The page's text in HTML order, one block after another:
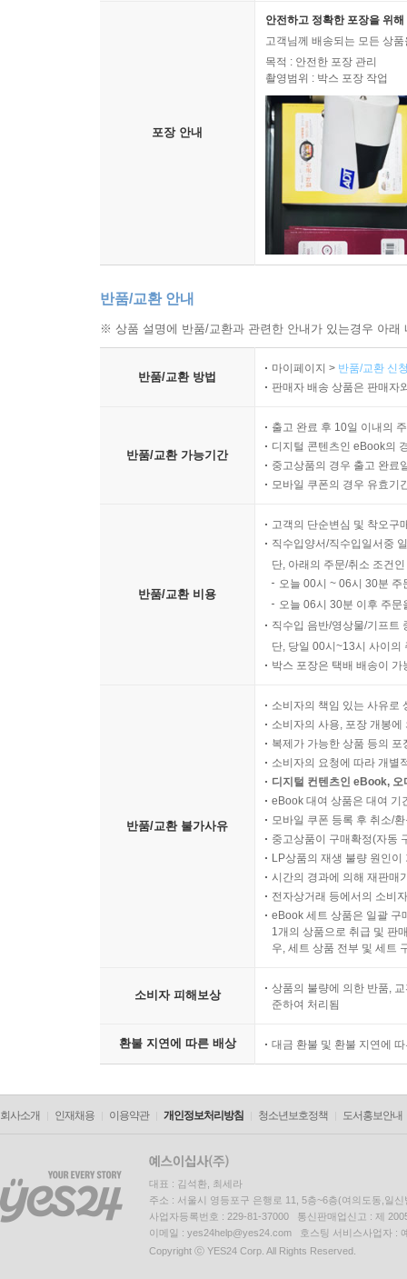
포장 안내
안전하고 정확한 포장을 위
고객님께 배송되는 모든 상
목적 : 안전한 포장 관리
촬영범위 : 박스 포장 작업
반품/교환 안내
※ 상품 설명에 반품/교환과 관련한 안내가 있는경우 아
반품/교환 방법
마이페이지 > 반품/교환 신
판매자 배송 상품은 판매자
반품/교환 가능기간
출고 완료 후 10일 이내의
디지털 콘텐츠인 eBook의
중고상품의 경우 출고 완료
모바일 쿠폰의 경우 유효기
반품/교환 비용
고객의 단순변심 및 착오구
직수입양서/직수입일서중
단, 아래의 주문/취소 조건
오늘 00시 ~ 06시 30분
오늘 06시 30분 이후 주
직수입 음반/영상물/기프트
단, 당일 00시~13시 사이의
박스 포장은 택배 배송이
반품/교환 불가사유
소비자의 책임 있는 사유로
소비자의 사용, 포장 개봉
복제가 가능한 상품 등의
소비자의 요청에 따라 개별
디지털 컨텐츠인 eBook,
eBook 대여 상품은 대여 기
모바일 쿠폰 등록 후 취소/
중고상품이 구매확정(자동
LP상품의 재생 불량 원인
시간의 경과에 의해 재판매
전자상거래 등에서의 소비
eBook 세트 상품은 일괄 구
1개의 상품으로 취급 및 판
우, 세트 상품 전부 및 세트
소비자 피해보상
상품의 불량에 의한 반품,
준하여 처리됨
환불 지연에 따른 배상 대금 환불 및 환불 지연에
회사소개 인재채용 이용약관 개인정보처리방침 청소년보호정책 도서홍보안내
대표 : 김석환, 최세라
주소 : 서울시 영등포구 은행로 11, 5층~6층(여의도동,일신
사업자등록번호 : 229-81-37000 통신판매업신고 : 제
이메일 : yes24help@yes24.com 호스팅 서비스사업자 :
Copyright ⓒ YES24 Corp. All Rights Reserved.